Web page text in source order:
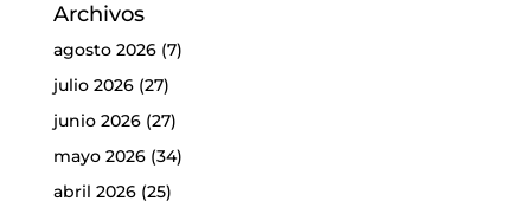
Archivos
agosto 2026(7)
julio 2026(27)
junio 2026(27)
mayo 2026(34)
abril 2026(25)